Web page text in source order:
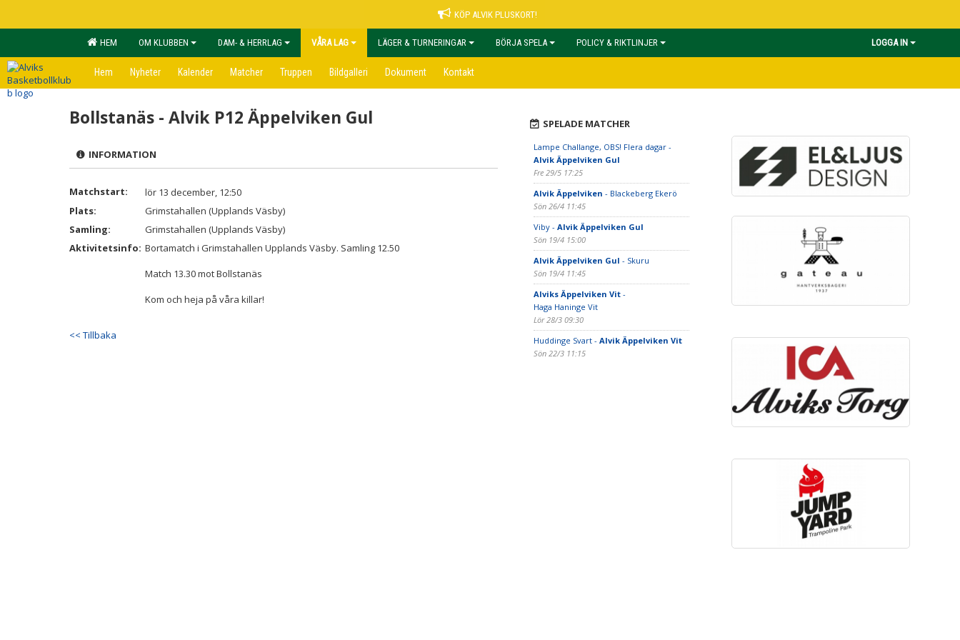
KÖP ALVIK PLUSKORT!
HEM OM KLUBBEN DAM- & HERRLAG VÅRA LAG LÄGER & TURNERINGAR BÖRJA SPELA POLICY & RIKTLINJER LOGGA IN
Hem Nyheter Kalender Matcher Truppen Bildgalleri Dokument Kontakt
Bollstanäs - Alvik P12 Äppelviken Gul
INFORMATION
Matchstart:
lör 13 december, 12:50
Plats:
Grimstahallen (Upplands Väsby)
Samling:
Grimstahallen (Upplands Väsby)
Aktivitetsinfo: Bortamatch i Grimstahallen Upplands Väsby. Samling 12.50
Match 13.30 mot Bollstanäs
Kom och heja på våra killar!
<< Tillbaka
SPELADE MATCHER
Lampe Challange, OBS! Flera dagar -
Alvik Äppelviken Gul
Fre 29/5 17:25
Alvik Äppelviken - Blackeberg Ekerö
Sön 26/4 11:45
Viby - Alvik Äppelviken Gul
Sön 19/4 15:00
Alvik Äppelviken Gul - Skuru
Sön 19/4 11:45
Alviks Äppelviken Vit-
Haga Haninge Vit
Lör 28/3 09:30
Huddinge Svart - Alvik Äppelviken Vit
Sön 22/3 11:15